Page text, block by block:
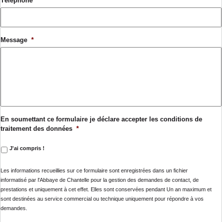
Message *
En soumettant ce formulaire je déclare accepter les conditions de
traitement des données *
J'ai compris !
Les informations recueillies sur ce formulaire sont enregistrées dans un fichier
informatisé par l'Abbaye de Chantelle pour la gestion des demandes de contact, de
prestations et uniquement à cet effet. Elles sont conservées pendant Un an maximum et
sont destinées au service commercial ou technique uniquement pour répondre à vos
demandes.